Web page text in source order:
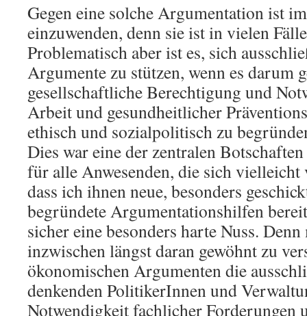
Gegen eine solche Argumentation ist
einzuwenden, denn sie ist in vielen
Problematisch aber ist es, sich
Argumente zu stützen, wenn es darum
gesellschaftliche Berechtigung und
Arbeit und gesundheitlicher
ethisch und sozialpolitisch zu
Dies war eine der zentralen
für alle Anwesenden, die sich
dass ich ihnen neue, besonders
begründete Argumentationshilfen
sicher eine besonders harte Nuss.
inzwischen längst daran gewöhnt zu
ökonomischen Argumenten die
denkenden PolitikerInnen und
Notwendigkeit fachlicher Forderungen